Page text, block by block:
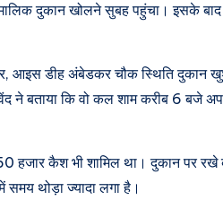
दुकान खोलने सुबह पहुंचा। इसके बाद
आइस डीह अंबेडकर चौक स्थिति दुकान
ने बताया कि वो कल शाम करीब 6 बजे
कैश भी शामिल था। दुकान पर रखे
थोड़ा ज्यादा लगा है।